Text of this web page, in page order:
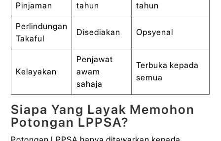
Pinjaman
tahun
tahun
Perlindungan
Takaful
Disediakan Opsyenal
Kelayakan
Penjawat
awam
sahaja
Terbuka kepada
semua
Siapa Yang Layak Memohon
Potongan LPPSA?